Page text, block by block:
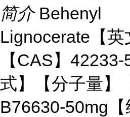
简介 Behenyl
Lignocerate【英
【CAS】
式】【分子量】
B76630-50mg